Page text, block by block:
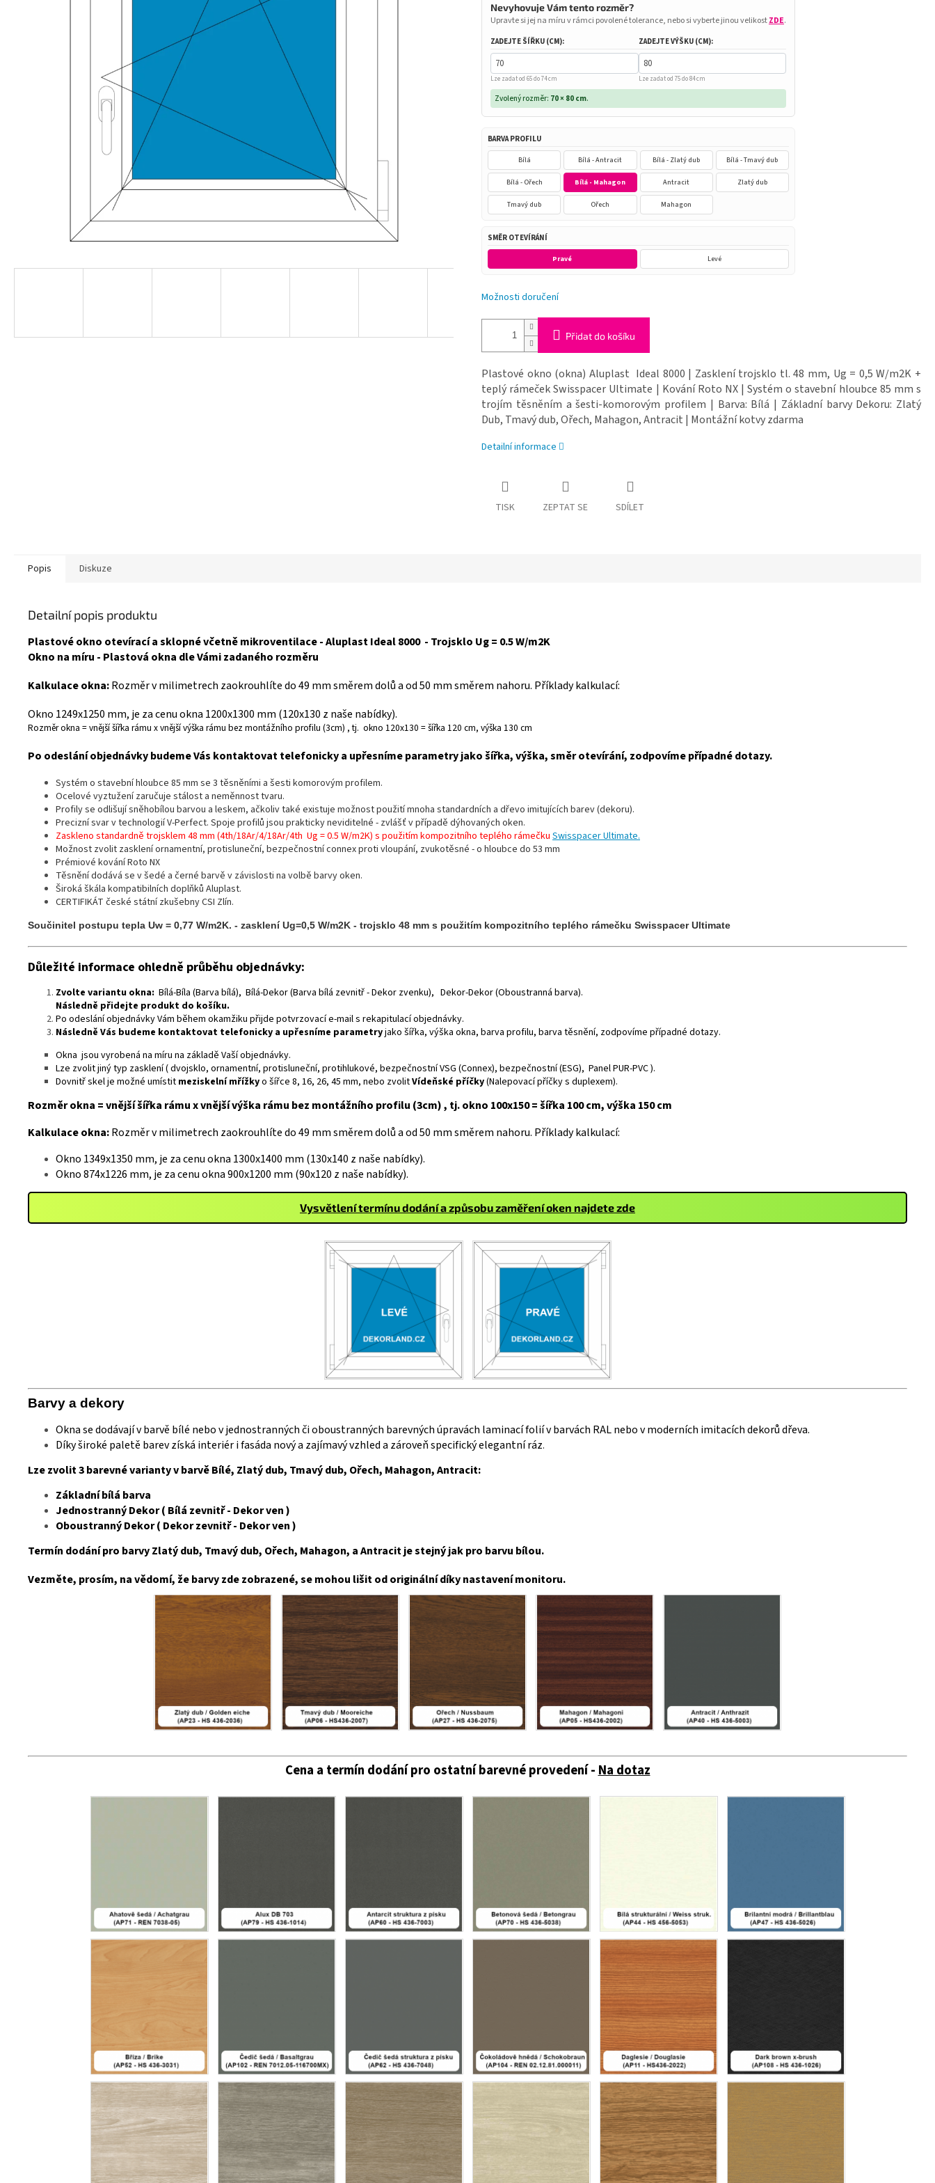
Nevyhovuje Vám tento rozměr?
Upravte si jej na míru v rámci povolené tolerance, nebo si vyberte jinou velikostZDE.
ZADEJTE ŠÍŘKU (CM):
Lze zadat od 65 do 74 cm
ZADEJTE VÝŠKU (CM):
Lze zadat od 75 do 84 cm
Zvolený rozměr: 70 × 80 cm.
BARVA PROFILU
Bílá Bílá - Antracit Bílá - Zlatý dub Bílá - Tmavý dub
Bílá - Ořech Bílá - Mahagon Antracit Zlatý dub
Tmavý dub Ořech Mahagon
SMĚR OTEVÍRÁNÍ
Pravé Levé
Možnosti doručení
Přidat do košíku
Plastové okno (okna) Aluplast Ideal 8000 | Zasklení trojsklo tl. 48 mm, Ug = 0,5 W/m2K +
teplý rámeček Swisspacer Ultimate | Kování Roto NX | Systém o stavební hloubce 85 mm s
trojím těsněním a šesti-komorovým profilem | Barva: Bílá | Základní barvy Dekoru: Zlatý
Dub, Tmavý dub, Ořech, Mahagon, Antracit | Montážní kotvy zdarma
Detailní informace
TISK ZEPTAT SE SDÍLET
Popis Diskuze
Detailní popis produktu
Plastové okno otevírací a sklopné včetně mikroventilace - Aluplast Ideal 8000 - Trojsklo Ug = 0.5 W/m2K
Okno na míru - Plastová okna dle Vámi zadaného rozměru
Kalkulace okna:Rozměr v milimetrech zaokrouhlíte do 49 mm směrem dolů a od 50 mm směrem nahoru. Příklady kalkulací:
Okno 1249x1250 mm, je za cenu okna 1200x1300 mm (120x130 z naše nabídky).
Rozměr okna = vnější šířka rámu x vnější výška rámu bez montážního profilu (3cm) , tj. okno 120x130 = šířka 120 cm, výška 130 cm
Po odeslání objednávky budeme Vás kontaktovat telefonicky a upřesníme parametry jako šířka, výška, směr otevírání, zodpovíme případné dotazy.
Systém o stavební hloubce 85 mm se 3 těsněními a šesti komorovým profilem.
Ocelové vyztužení zaručuje stálost a neměnnost tvaru.
Profily se odlišují sněhobílou barvou a leskem, ačkoliv také existuje možnost použití mnoha standardních a dřevo imitujících barev (dekoru).
Precizní svar v technologií V-Perfect. Spoje profilů jsou prakticky neviditelné - zvlášť v případě dýhovaných oken.
Zaskleno standardně trojsklem 48 mm (4th/18Ar/4/18Ar/4th Ug = 0.5 W/m2K) s použitím kompozitního teplého rámečku Swisspacer Ultimate.
Možnost zvolit zasklení ornamentní, protisluneční, bezpečnostní connex proti vloupání, zvukotěsné - o hloubce do 53 mm
Prémiové kování Roto NX
Těsnění dodává se v šedé a černé barvě v závislosti na volbě barvy oken.
Široká škála kompatibilních doplňků Aluplast.
CERTIFIKÁT české státní zkušebny CSI Zlín.
Součinitel postupu tepla Uw = 0,77 W/m2K. - zasklení Ug=0,5 W/m2K - trojsklo 48 mm s použitím kompozitního teplého rámečku Swisspacer Ultimate
Důležité informace ohledně průběhu objednávky:
Zvolte variantu okna: Bílá-Bíla (Barva bílá), Bílá-Dekor (Barva bílá zevnitř - Dekor zvenku), Dekor-Dekor (Oboustranná barva).
Následně přidejte produkt do košíku.
Po odeslání objednávky Vám během okamžiku přijde potvrzovací e-mail s rekapitulací objednávky.
Následně Vás budeme kontaktovat telefonicky a upřesníme parametryjako šířka, výška okna, barva profilu, barva těsnění, zodpovíme případné dotazy.
Okna jsou vyrobená na míru na základě Vaší objednávky.
Lze zvolit jiný typ zasklení ( dvojsklo, ornamentní, protisluneční, protihlukové, bezpečnostní VSG (Connex), bezpečnostní (ESG), Panel PUR-PVC ).
Dovnitř skel je možné umístit meziskelní mřížkyo šířce 8, 16, 26, 45 mm, nebo zvolitVídeňské příčky(Nalepovací příčky s duplexem).
Rozměr okna = vnější šířka rámu x vnější výška rámu bez montážního profilu (3cm) , tj. okno 100x150 = šířka 100 cm, výška 150 cm
Kalkulace okna:Rozměr v milimetrech zaokrouhlíte do 49 mm směrem dolů a od 50 mm směrem nahoru. Příklady kalkulací:
Okno 1349x1350 mm, je za cenu okna 1300x1400 mm (130x140 z naše nabídky).
Okno 874x1226 mm, je za cenu okna 900x1200 mm (90x120 z naše nabídky).
Vysvětlení termínu dodání a způsobu zaměření oken najdete zde
Barvy a dekory
Okna se dodávají v barvě bílé nebo v jednostranných či oboustranných barevných úpravách laminací folií v barvách RAL nebo v moderních imitacích dekorů dřeva.
Díky široké paletě barev získá interiér i fasáda nový a zajímavý vzhled a zároveň specifický elegantní ráz.
Lze zvolit 3 barevné varianty v barvě Bílé, Zlatý dub, Tmavý dub, Ořech, Mahagon, Antracit:
Základní bílá barva
Jednostranný Dekor ( Bílá zevnitř - Dekor ven )
Oboustranný Dekor ( Dekor zevnitř - Dekor ven )
Termín dodání pro barvy Zlatý dub, Tmavý dub, Ořech, Mahagon, a Antracit je stejný jak pro barvu bílou.
Vezměte, prosím, na vědomí, že barvy zde zobrazené, se mohou lišit od originální díky nastavení monitoru.
Cena a termín dodání pro ostatní barevné provedení -Na dotaz